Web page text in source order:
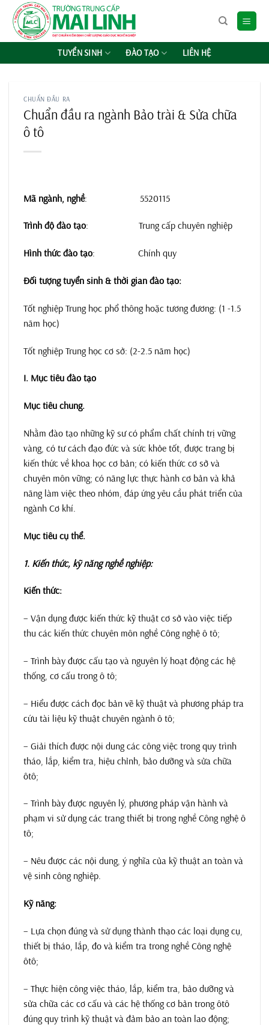
Chuyển
đến
TUYỂN SINH ĐÀO TẠO LIÊN HỆ
CHUẨN ĐẦU RA
Chuẩn đầu ra ngành Bảo trài & Sửa chữa
ô tô
Mã ngành, nghề: 5520115
Trình độ đào tạo: Trung cấp chuyên nghiệp
Hình thức đào tạo: Chính quy
Đối tượng tuyển sinh & thời gian đào tạo:
Tốt nghiệp Trung học phổ thông hoặc tương đương: (1 -1.5
năm học)
Tốt nghiệp Trung học cơ sở: (2-2.5 năm học)
I. Mục tiêu đào tạo
Mục tiêu chung.
Nhằm đào tạo những kỹ sư có phẩm chất chính trị vững
vàng, có tư cách đạo đức và sức khỏe tốt, được trang bị
kiến thức về khoa học cơ bản; có kiến thức cơ sở và
chuyên môn vững; có năng lực thực hành cơ bản và khả
năng làm việc theo nhóm, đáp ứng yêu cầu phát triển của
ngành Cơ khí.
Mục tiêu cụ thể.
1. Kiến thức, kỹ năng nghề nghiệp:
Kiến thức:
– Vận dụng được kiến thức kỹ thuật cơ sở vào việc tiếp
thu các kiến thức chuyên môn nghề Công nghệ ô tô;
– Trình bày được cấu tạo và nguyên lý hoạt động các hệ
thống, cơ cấu trong ô tô;
– Hiểu được cách đọc bản vẽ kỹ thuật và phương pháp tra
cứu tài liệu kỹ thuật chuyên ngành ô tô;
– Giải thích được nội dung các công việc trong quy trình
tháo, lắp, kiểm tra, hiệu chỉnh, bảo dưỡng và sửa chữa
ôtô;
– Trình bày được nguyên lý, phương pháp vận hành và
phạm vi sử dụng các trang thiết bị trong nghề Công nghệ ô
tô;
– Nêu được các nội dung, ý nghĩa của kỹ thuật an toàn và
vệ sinh công nghiệp.
Kỹ năng:
– Lựa chọn đúng và sử dụng thành thạo các loại dụng cụ,
thiết bị tháo, lắp, đo và kiểm tra trong nghề Công nghệ
ôtô;
– Thực hiện công việc tháo, lắp, kiểm tra, bảo dưỡng và
sửa chữa các cơ cấu và các hệ thống cơ bản trong ôtô
đúng quy trình kỹ thuật và đảm bảo an toàn lao động;